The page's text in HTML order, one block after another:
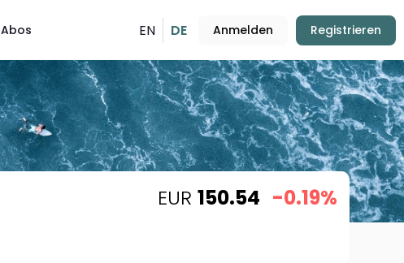
Abos EN DE Anmelden Registrieren
EUR 150.54 -0.19%